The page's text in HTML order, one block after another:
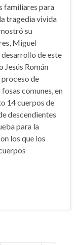
familiares para
tragedia vivida
su
Miguel
de este
Jesús Román
de
comunes, en
14 cuerpos de
descendientes
para la
los que los